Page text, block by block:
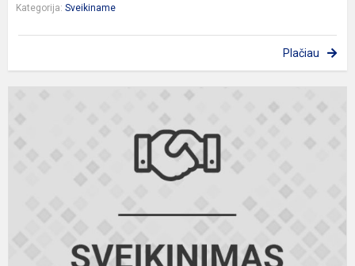
Kategorija: Sveikiname
Plačiau